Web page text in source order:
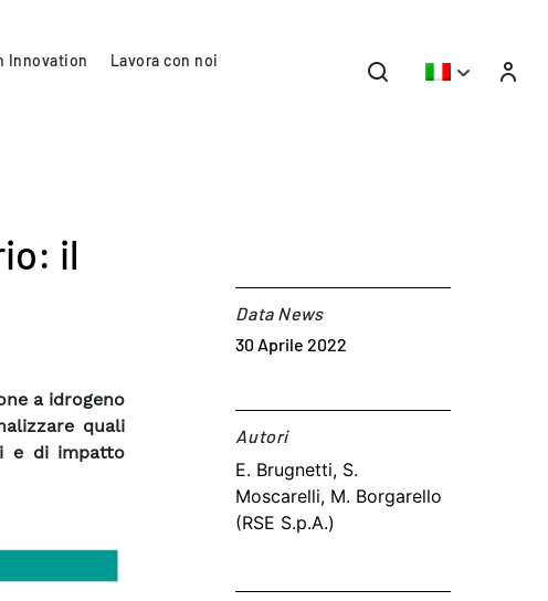
Innovation Lavora con noi
il
a idrogeno
quali
e di impatto
Data News
30 Aprile 2022
Autori​
E. Brugnetti, S.
Moscarelli, M. Borgarello
(RSE S.p.A.)